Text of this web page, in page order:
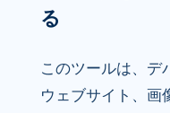
る
このツールは、デ
ウェブサイト、画